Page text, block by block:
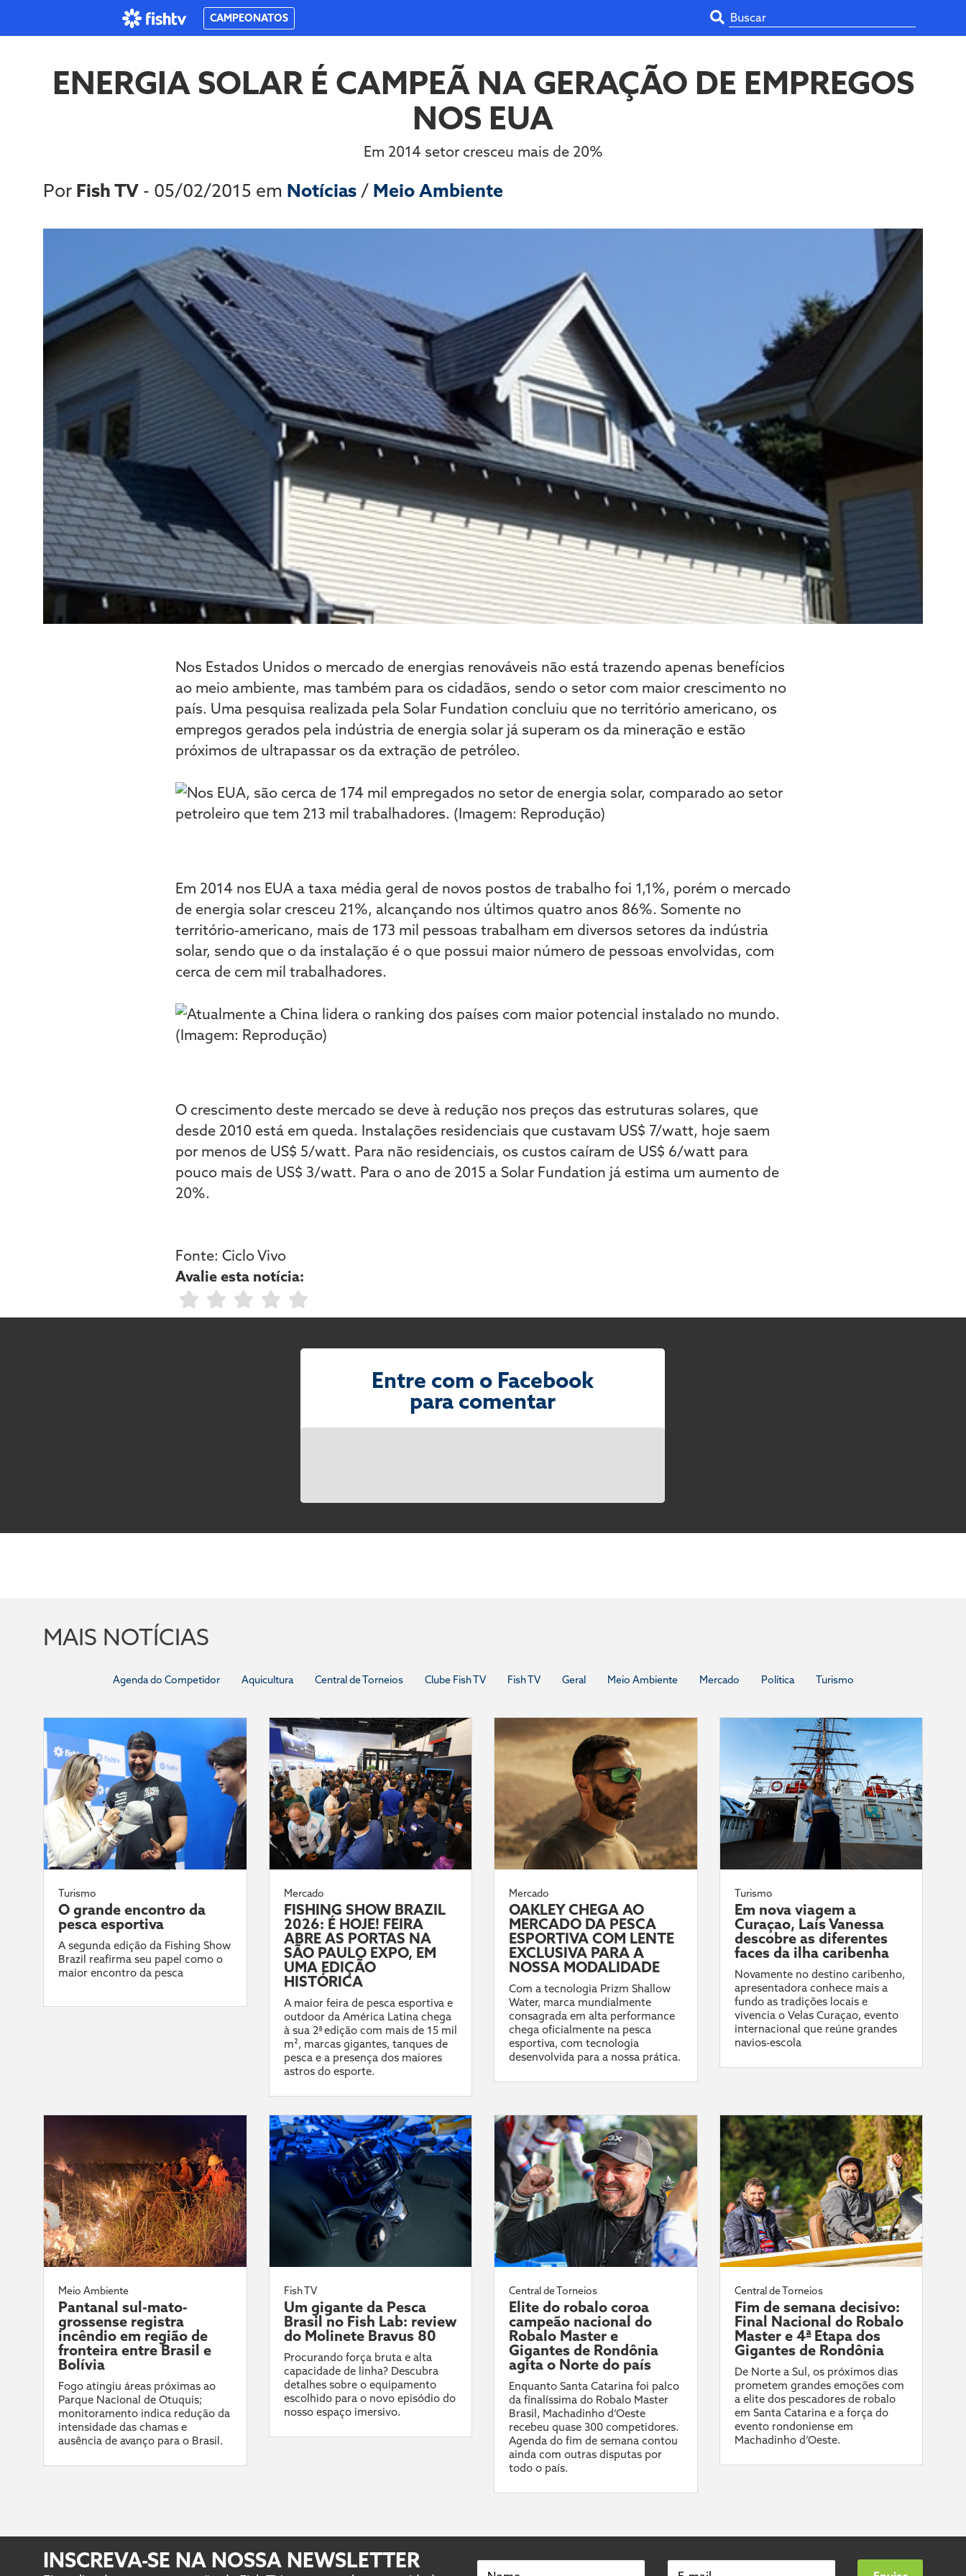
CAMPEONATOS
ENERGIA SOLAR É CAMPEÃ NA GERAÇÃO DE EMPREGOS
NOS EUA
Em 2014 setor cresceu mais de 20%
Por Fish TV - 05/02/2015 em Notícias/ Meio Ambiente
Nos Estados Unidos o mercado de energias renováveis não está trazendo apenas benefícios
ao meio ambiente, mas também para os cidadãos, sendo o setor com maior crescimento no
país. Uma pesquisa realizada pela Solar Fundation concluiu que no território americano, os
empregos gerados pela indústria de energia solar já superam os da mineração e estão
próximos de ultrapassar os da extração de petróleo.
Em 2014 nos EUA a taxa média geral de novos postos de trabalho foi 1,1%, porém o mercado
de energia solar cresceu 21%, alcançando nos últimos quatro anos 86%. Somente no
território-americano, mais de 173 mil pessoas trabalham em diversos setores da indústria
solar, sendo que o da instalação é o que possui maior número de pessoas envolvidas, com
cerca de cem mil trabalhadores.
O crescimento deste mercado se deve à redução nos preços das estruturas solares, que
desde 2010 está em queda. Instalações residenciais que custavam US$ 7/watt, hoje saem
por menos de US$ 5/watt. Para não residenciais, os custos caíram de US$ 6/watt para
pouco mais de US$ 3/watt. Para o ano de 2015 a Solar Fundation já estima um aumento de
20%.
Fonte: Ciclo Vivo
Avalie esta notícia:
Entre com o Facebook
para comentar
MAIS NOTÍCIAS
Agenda do Competidor Aquicultura Central de Torneios Clube Fish TV Fish TV Geral Meio Ambiente Mercado Política Turismo
Turismo
O grande encontro da
pesca esportiva
A segunda edição da Fishing Show
Brazil reafirma seu papel como o
maior encontro da pesca
Mercado
FISHING SHOW BRAZIL
2026: É HOJE! FEIRA
ABRE AS PORTAS NA
SÃO PAULO EXPO, EM
UMA EDIÇÃO
HISTÓRICA
A maior feira de pesca esportiva e
outdoor da América Latina chega
à sua 2ª edição com mais de 15 mil
m², marcas gigantes, tanques de
pesca e a presença dos maiores
astros do esporte.
Mercado
OAKLEY CHEGA AO
MERCADO DA PESCA
ESPORTIVA COM LENTE
EXCLUSIVA PARA A
NOSSA MODALIDADE
Com a tecnologia Prizm Shallow
Water, marca mundialmente
consagrada em alta performance
chega oficialmente na pesca
esportiva, com tecnologia
desenvolvida para a nossa prática.
Turismo
Em nova viagem a
Curaçao, Laís Vanessa
descobre as diferentes
faces da ilha caribenha
Novamente no destino caribenho,
apresentadora conhece mais a
fundo as tradições locais e
vivencia o Velas Curaçao, evento
internacional que reúne grandes
navios-escola
Meio Ambiente
Pantanal sul-mato-
grossense registra
incêndio em região de
fronteira entre Brasil e
Bolívia
Fogo atingiu áreas próximas ao
Parque Nacional de Otuquis;
monitoramento indica redução da
intensidade das chamas e
ausência de avanço para o Brasil.
Fish TV
Um gigante da Pesca
Brasil no Fish Lab: review
do Molinete Bravus 80
Procurando força bruta e alta
capacidade de linha? Descubra
detalhes sobre o equipamento
escolhido para o novo episódio do
nosso espaço imersivo.
Central de Torneios
Elite do robalo coroa
campeão nacional do
Robalo Master e
Gigantes de Rondônia
agita o Norte do país
Enquanto Santa Catarina foi palco
da finalíssima do Robalo Master
Brasil, Machadinho d’Oeste
recebeu quase 300 competidores.
Agenda do fim de semana contou
ainda com outras disputas por
todo o país.
Central de Torneios
Fim de semana decisivo:
Final Nacional do Robalo
Master e 4ª Etapa dos
Gigantes de Rondônia
De Norte a Sul, os próximos dias
prometem grandes emoções com
a elite dos pescadores de robalo
em Santa Catarina e a força do
evento rondoniense em
Machadinho d’Oeste.
INSCREVA-SE NA NOSSA NEWSLETTER
Nome E-mail